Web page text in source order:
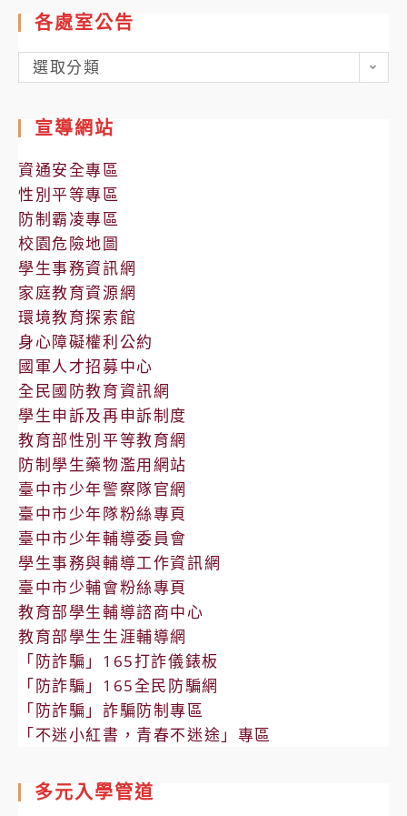
各處室公告
各
處
公
告
選取分類
宣導網站
資通安全專區
性別平等專區
防制霸凌專區
校園危險地圖
學生事務資訊網
家庭教育資源網
環境教育探索館
身心障礙權利公約
國軍人才招募中心
全民國防教育資訊網
學生申訴及再申訴制度
教育部性別平等教育網
防制學生藥物濫用網站
臺中市少年警察隊官網
臺中市少年隊粉絲專頁
臺中市少年輔導委員會
學生事務與輔導工作資訊網
臺中市少輔會粉絲專頁
教育部學生輔導諮商中心
教育部學生生涯輔導網
「防詐騙」165打詐儀錶板
「防詐騙」165全民防騙網
「防詐騙」詐騙防制專區
「不迷小紅書，青春不迷途」專區
多元入學管道